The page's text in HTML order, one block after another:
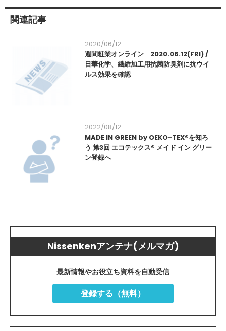
関連記事
2020/06/12
週間粧業オンライン 2020.06.12(FRI) /
日華化学、繊維加工用抗菌防臭剤に抗ウイ
ルス効果を確認
2022/08/12
MADE IN GREEN by OEKO-TEX®を知ろ
う 第3回 エコテックス® メイド イン グリー
ン登録へ
Nissenkenアンテナ(メルマガ)
最新情報やお役立ち資料を自動受信
登録する（無料）